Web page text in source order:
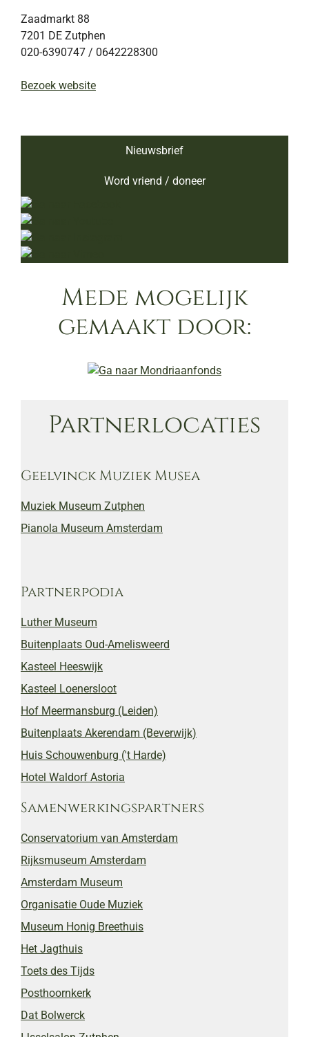
Zaadmarkt 88
7201 DE Zutphen
020-6390747 / 0642228300
Bezoek website
Nieuwsbrief
Word vriend / doneer
Mede mogelijk
gemaakt door:
Partnerlocaties
Geelvinck Muziek Musea
Muziek Museum Zutphen
Pianola Museum Amsterdam
Partnerpodia
Luther Museum
Buitenplaats Oud-Amelisweerd
Kasteel Heeswijk
Kasteel Loenersloot
Hof Meermansburg (Leiden)
Buitenplaats Akerendam (Beverwijk)
Huis Schouwenburg ('t Harde)
Hotel Waldorf Astoria
Samenwerkingspartners
Conservatorium van Amsterdam
Rijksmuseum Amsterdam
Amsterdam Museum
Organisatie Oude Muziek
Museum Honig Breethuis
Het Jagthuis
Toets des Tijds
Posthoornkerk
Dat Bolwerck